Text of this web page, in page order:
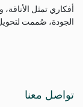
أفكاري تمثل الأناقة،
الجودة، صُممت
تواصل معنا